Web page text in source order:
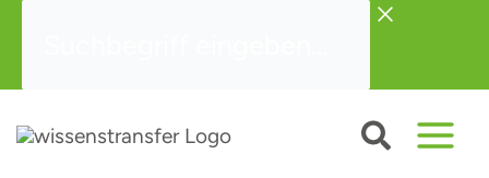
springen